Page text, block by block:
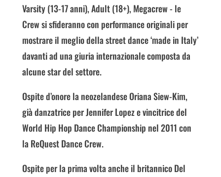
Varsity (13-17 anni), Adult (18+), Megacrew - le
Crew si sfideranno con performance originali per
mostrare il meglio della street dance ‘made in Italy’
davanti ad una giuria internazionale composta da
alcune star del settore.
Ospite d’onore la neozelandese Oriana Siew-Kim,
già danzatrice per Jennifer Lopez e vincitrice del
World Hip Hop Dance Championship nel 2011 con
la ReQuest Dance Crew.
Ospite per la prima volta anche il britannico Del